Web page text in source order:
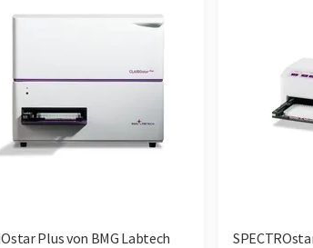
Plus von BMG Labtech